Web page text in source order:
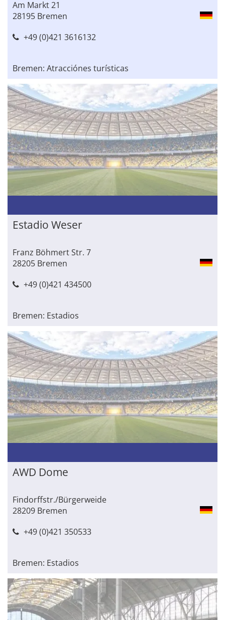
Am Markt 21
28195 Bremen
+49 (0)421 3616132
Bremen: Atracciónes turísticas
Estadio Weser
Franz Böhmert Str. 7
28205 Bremen
+49 (0)421 434500
Bremen: Estadios
AWD Dome
Findorffstr./Bürgerweide
28209 Bremen
+49 (0)421 350533
Bremen: Estadios